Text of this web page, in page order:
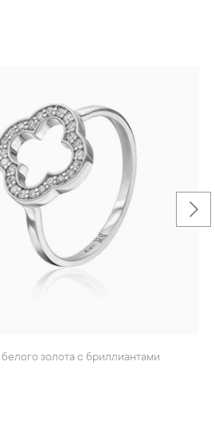
белого золота с бриллиантами